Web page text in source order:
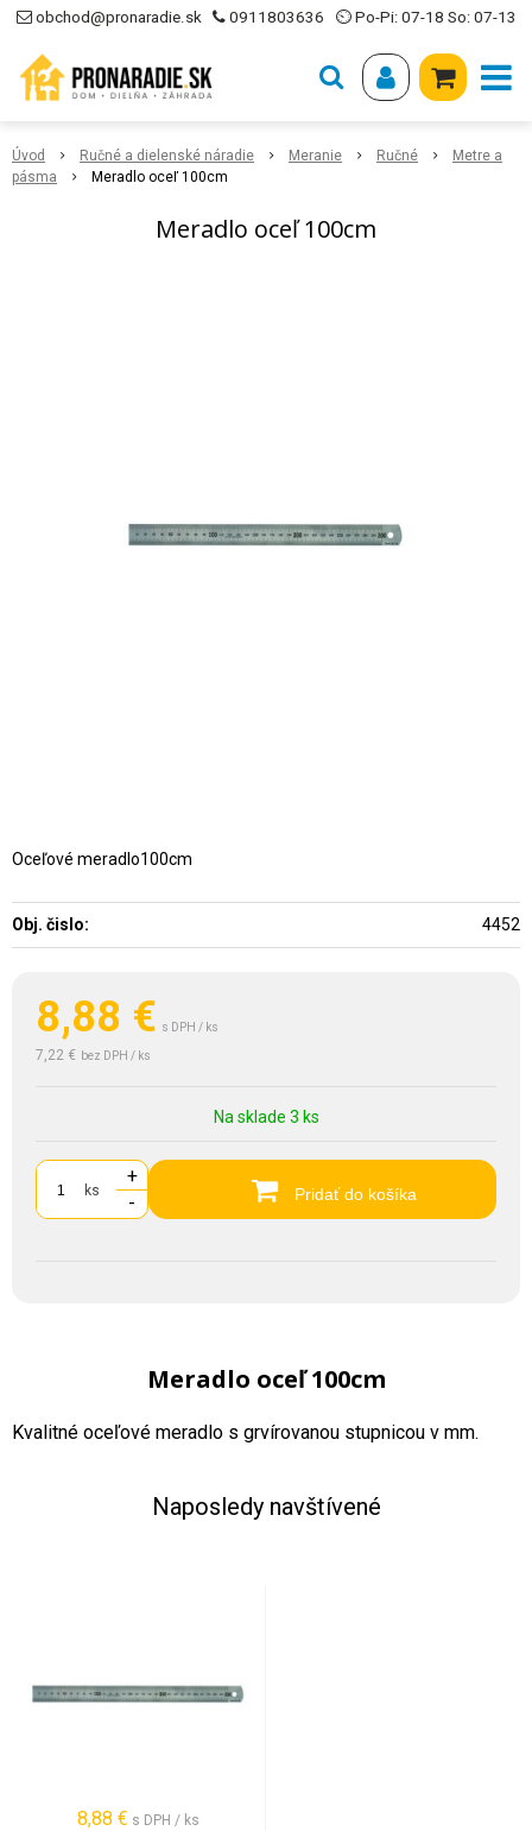
obchod@pronaradie.sk 0911803636 ⏲ Po-Pi: 07-18 So: 07-13
Úvod Ručné a dielenské náradie Meranie Ručné
Metre a
pásma
Meradlo oceľ 100cm
Meradlo oceľ 100cm
8,88 € s DPH / ks
7,22 € bez DPH / ks
Na sklade 3 ks
ks
+
-
Pridať do košíka
Oceľové meradlo100cm
Obj. čislo: 4452
Meradlo oceľ 100cm
Kvalitné oceľové meradlo s grvírovanou stupnicou v mm.
Naposledy navštívené
8,88 € s DPH / ks